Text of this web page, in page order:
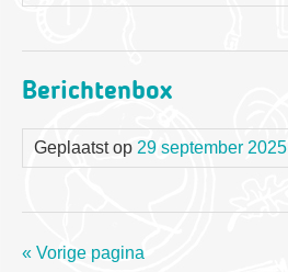
Berichtenbox
Geplaatst op 29 september 2025
« Vorige pagina